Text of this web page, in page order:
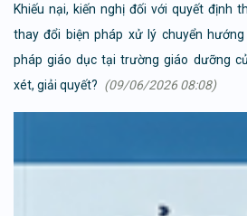
Khiếu nại, kiến nghị đối với quyết định
thay đổi biện pháp xử lý chuyển
pháp giáo dục tại trường giáo dưỡng
xét, giải quyết? (09/06/2026 08:08)